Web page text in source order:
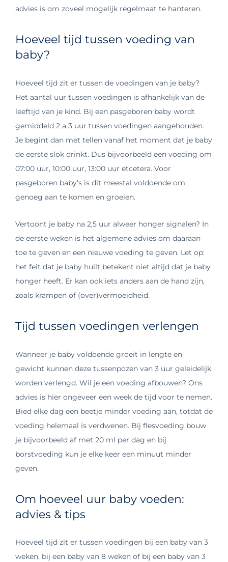
advies is om zoveel mogelijk regelmaat te hanteren.
Hoeveel tijd tussen voeding van
baby?
Hoeveel tijd zit er tussen de voedingen van je baby?
Het aantal uur tussen voedingen is afhankelijk van de
leeftijd van je kind. Bij een pasgeboren baby wordt
gemiddeld 2 a 3 uur tussen voedingen aangehouden.
Je begint dan met tellen vanaf het moment dat je baby
de eerste slok drinkt. Dus bijvoorbeeld een voeding om
07:00 uur, 10:00 uur, 13:00 uur etcetera. Voor
pasgeboren baby’s is dit meestal voldoende om
genoeg aan te komen en groeien.
Vertoont je baby na 2,5 uur alweer honger signalen? In
de eerste weken is het algemene advies om daaraan
toe te geven en een nieuwe voeding te geven. Let op:
het feit dat je baby huilt betekent niet altijd dat je baby
honger heeft. Er kan ook iets anders aan de hand zijn,
zoals krampen of (over)vermoeidheid.
Tijd tussen voedingen verlengen
Wanneer je baby voldoende groeit in lengte en
gewicht kunnen deze tussenpozen van 3 uur geleidelijk
worden verlengd. Wil je een voeding afbouwen? Ons
advies is hier ongeveer een week de tijd voor te nemen.
Bied elke dag een beetje minder voeding aan, totdat de
voeding helemaal is verdwenen. Bij flesvoeding bouw
je bijvoorbeeld af met 20 ml per dag en bij
borstvoeding kun je elke keer een minuut minder
geven.
Om hoeveel uur baby voeden:
advies & tips
Hoeveel tijd zit er tussen voedingen bij een baby van 3
weken, bij een baby van 8 weken of bij een baby van 3